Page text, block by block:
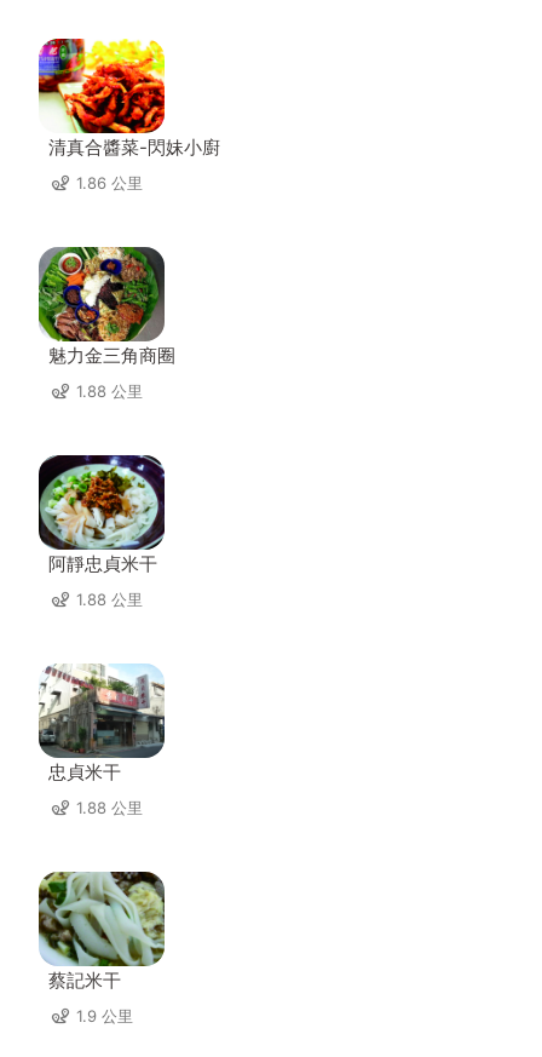
清真合醬菜-閃妹小廚
1.86 公里
魅力金三角商圈
1.88 公里
阿靜忠貞米干
1.88 公里
忠貞米干
1.88 公里
蔡記米干
1.9 公里